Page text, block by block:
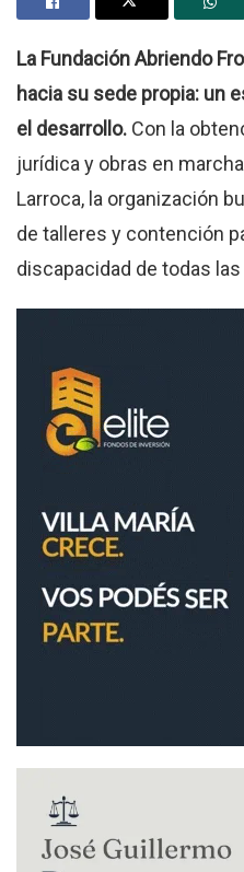
La Fundación Abriendo
hacia su sede propia: un
el desarrollo. Con la
jurídica y obras en
Larroca, la organización
de talleres y contención
discapacidad de todas